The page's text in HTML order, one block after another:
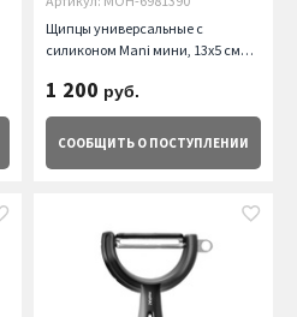
Щипцы универсальные с
силиконом Mani мини, 13х5 см
1 200 руб.
СООБЩИТЬ О ПОСТУПЛЕНИИ